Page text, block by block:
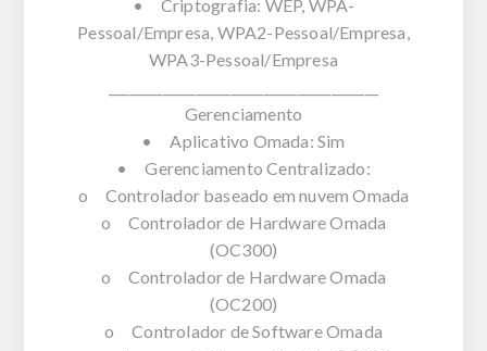
• Criptografia: WEP, WPA-
Pessoal/Empresa, WPA2-Pessoal/Empresa,
WPA3-Pessoal/Empresa
Gerenciamento
• Aplicativo Omada: Sim
• Gerenciamento Centralizado:
o Controlador baseado em nuvem Omada
o Controlador de Hardware Omada
(OC300)
o Controlador de Hardware Omada
(OC200)
o Controlador de Software Omada